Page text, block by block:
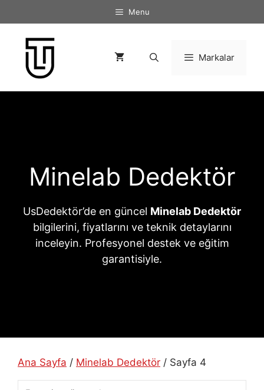
atla
Menu
Markalar
Minelab Dedektör
UsDedektör’de en güncel Minelab Dedektör
bilgilerini, fiyatlarını ve teknik detaylarını
inceleyin. Profesyonel destek ve eğitim
garantisiyle.
Ana Sayfa / Minelab Dedektör / Sayfa 4